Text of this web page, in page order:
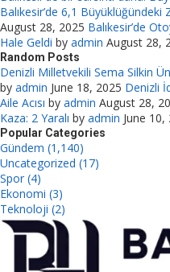
Balıkesir’de 6,1
August 28, 2025 Balıkesir’de
Hale Geldi by admin August 28,
Random Posts
Denizli Milletvekili Sema Silkin
by admin June 18, 2025 Denizli
Aile Acısı by admin August 28,
Kaza: 2 Yaralı by admin June 10,
Popular Categories
Gündem (1,140)
Uncategorized (17)
Spor (4)
Ekonomi (3)
Teknoloji (2)